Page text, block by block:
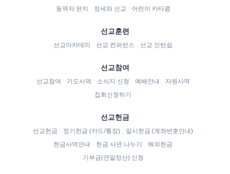
동역자 편지
정세와 선교 어린이 카타콤
선교훈련
선교아카데미 선교 컨퍼런스 선교 인턴쉽
선교참여
선교참여 기도사역 소식지 신청 예배안내
자원사역
집회신청하기
선교헌금
선교헌금 정기헌금 (카드/통장)
일시헌금 (계좌번호안내)
헌금사역안내
헌금 사연 나누기
해외헌금
기부금(연말정산) 신청